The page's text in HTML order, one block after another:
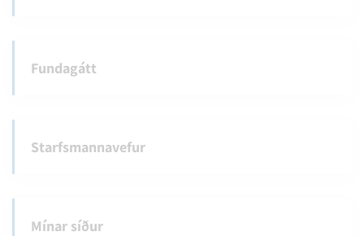
Fundagátt
Starfsmannavefur
Mínar síður